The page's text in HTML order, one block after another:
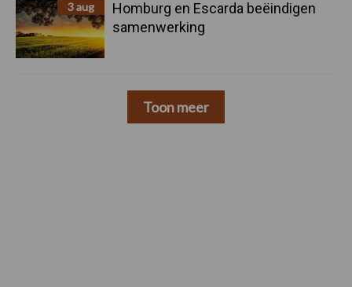
3 aug
Homburg en Escarda beëindigen
samenwerking
Toon meer